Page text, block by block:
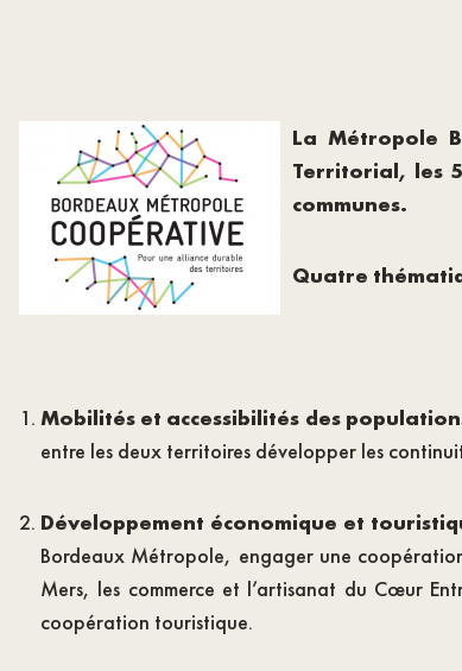
La Métropole
Territorial, les
communes.
Quatre
Mobilités et accessibilités des
entre les deux territoires développer les
Développement économique et
Bordeaux Métropole, engager une
Mers, les commerce et l’artisanat du Cœur
coopération touristique.